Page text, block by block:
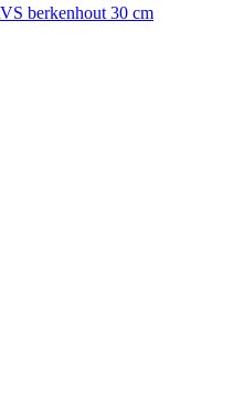
berkenhout 30 cm